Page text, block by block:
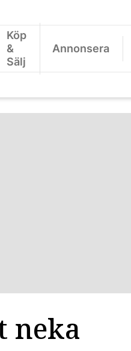
Köp
&
Sälj
Annonsera
neka